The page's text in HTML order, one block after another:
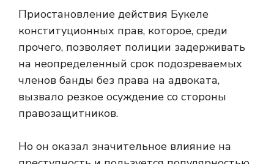
Приостановление действия Букеле
конституционных прав, которое, среди
прочего, позволяет полиции задерживать
на неопределенный срок подозреваемых
членов банды без права на адвоката,
вызвало резкое осуждение со стороны
правозащитников.
Но он оказал значительное влияние на